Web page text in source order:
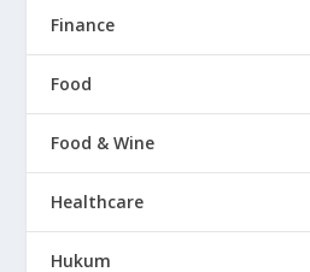
Finance
Food
Food & Wine
Healthcare
Hukum